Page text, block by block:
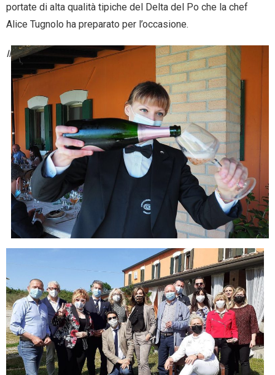
portate di alta qualità tipiche del Delta del Po che la chef
Alice Tugnolo ha preparato per l’occasione.
Il